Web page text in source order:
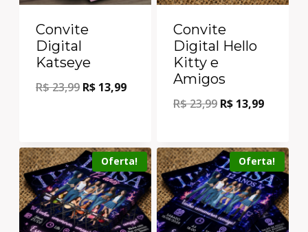
Convite
Digital
Katseye
R$23,99 R$ 13,99
Convite
Digital Hello
Kitty e
Amigos
R$23,99 R$ 13,99
Oferta! Oferta!